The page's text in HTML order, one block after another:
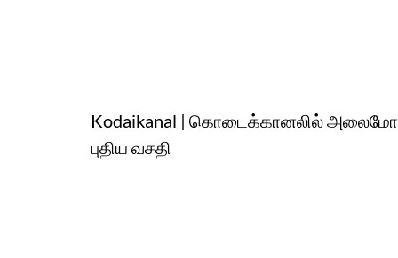
Kodaikanal | கொடைக்கானலில்
புதிய வசதி